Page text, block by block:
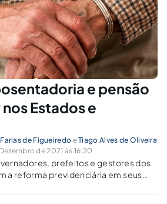
e pensão
Estados e
de Figueiredo eTiago Alves de Oliveira
de 2021 às 16:20
prefeitos e gestores dos
a reforma previdenciária em seus